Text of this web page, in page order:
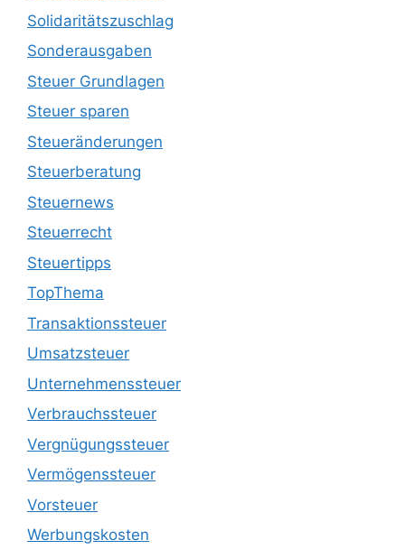
Solidaritätszuschlag
Sonderausgaben
Steuer Grundlagen
Steuer sparen
Steueränderungen
Steuerberatung
Steuernews
Steuerrecht
Steuertipps
TopThema
Transaktionssteuer
Umsatzsteuer
Unternehmenssteuer
Verbrauchssteuer
Vergnügungssteuer
Vermögenssteuer
Vorsteuer
Werbungskosten